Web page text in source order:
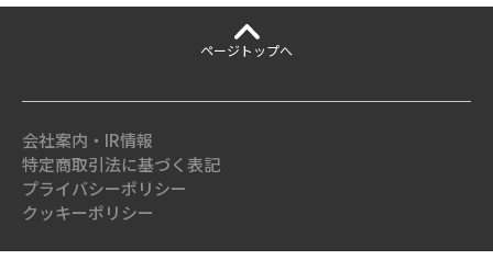
ページ トップへ
会社案内・IR情報
特定商取引法に基づく表記
プライバシーポリシー
クッキーポリシー